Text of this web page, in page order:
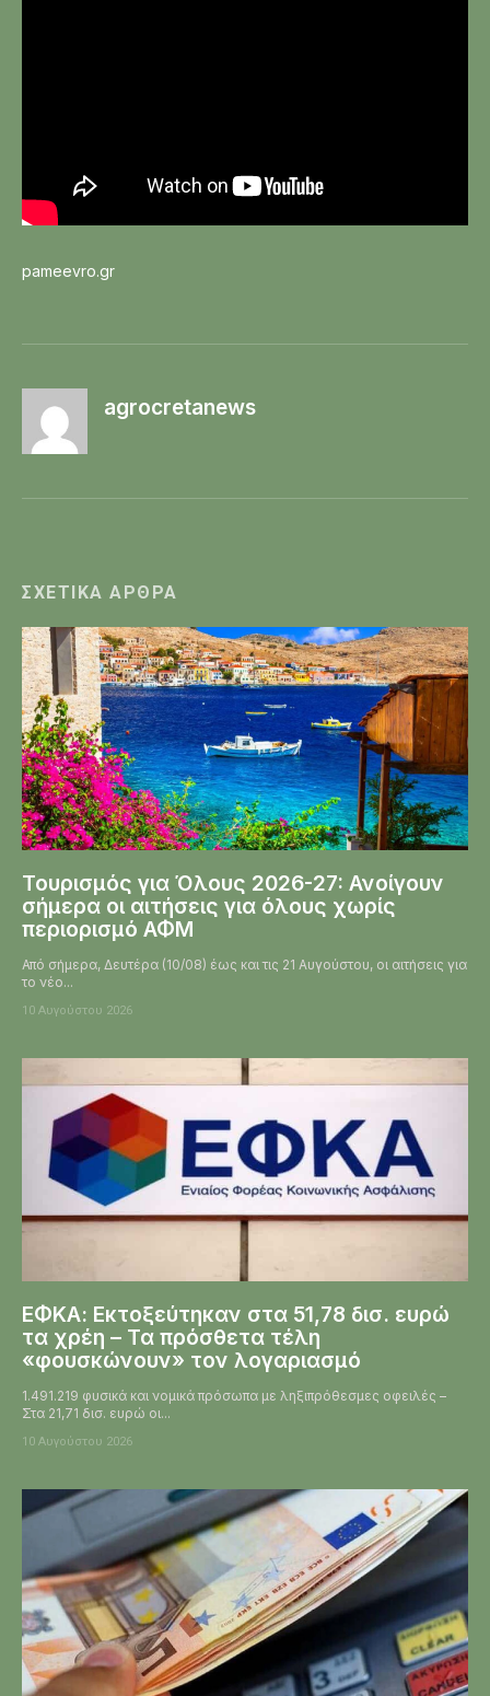
pameevro.gr
agrocretanews
ΣΧΕΤΙΚΆ ΆΡΘΡΑ
Τουρισμός για Όλους 2026-27: Ανοίγουν
σήμερα οι αιτήσεις για όλους χωρίς
περιορισμό ΑΦΜ
Από σήμερα, Δευτέρα (10/08) έως και τις 21 Αυγούστου, οι αιτήσεις για
το νέο...
10 Αυγούστου 2026
ΕΦΚΑ: Εκτοξεύτηκαν στα 51,78 δισ. ευρώ
τα χρέη – Τα πρόσθετα τέλη
«φουσκώνουν» τον λογαριασμό
1.491.219 φυσικά και νομικά πρόσωπα με ληξιπρόθεσμες οφειλές –
Στα 21,71 δισ. ευρώ οι...
10 Αυγούστου 2026